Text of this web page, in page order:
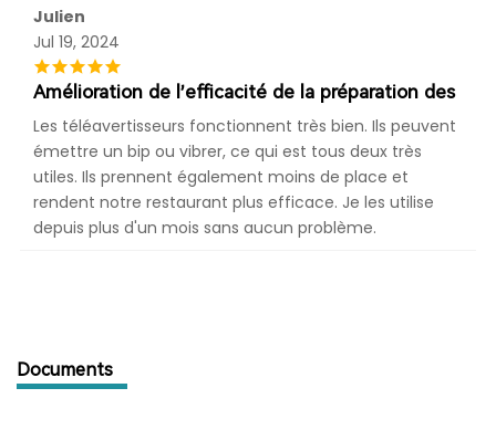
Julien
Jul 19, 2024
Amélioration de l’efficacité de la préparation des
Les téléavertisseurs fonctionnent très bien. Ils peuvent
émettre un bip ou vibrer, ce qui est tous deux très
utiles. Ils prennent également moins de place et
rendent notre restaurant plus efficace. Je les utilise
depuis plus d'un mois sans aucun problème.
Documents